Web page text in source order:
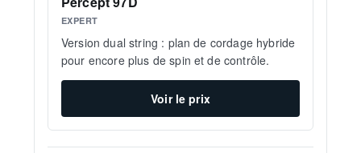
EXPERT
Version dual string : plan de cordage hybride
pour encore plus de spin et de contrôle.
Voir le prix